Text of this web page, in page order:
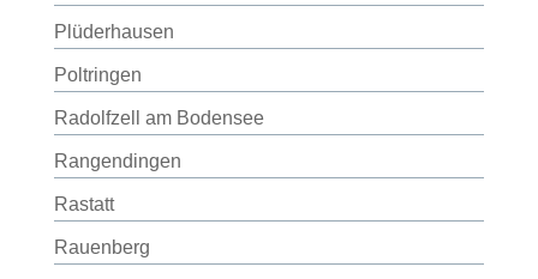
Plüderhausen
Poltringen
Radolfzell am Bodensee
Rangendingen
Rastatt
Rauenberg